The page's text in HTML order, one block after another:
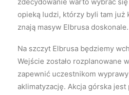
opieką ludzi, którzy byli tam już
znają masyw Elbrusa doskonale.
Na szczyt Elbrusa będziemy
Wejście zostało rozplanowane
zapewnić uczestnikom
aklimatyzację. Akcja górska